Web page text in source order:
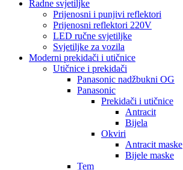
Radne svjetiljke
Prijenosni i punjivi reflektori
Prijenosni reflektori 220V
LED ručne svjetiljke
Svjetiljke za vozila
Moderni prekidači i utičnice
Utičnice i prekidači
Panasonic nadžbukni OG
Panasonic
Prekidači i utičnice
Antracit
Bijela
Okviri
Antracit maske
Bijele maske
Tem